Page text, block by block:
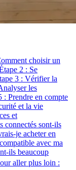
choisir un
2 : Se
3 : Vérifier la
les
: Prendre en compte
et la vie
et
connectés sont-ils
je acheter en
avec ma
ils beaucoup
aller plus loin :